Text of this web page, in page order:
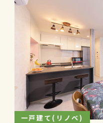
一戸建て(リノベ)